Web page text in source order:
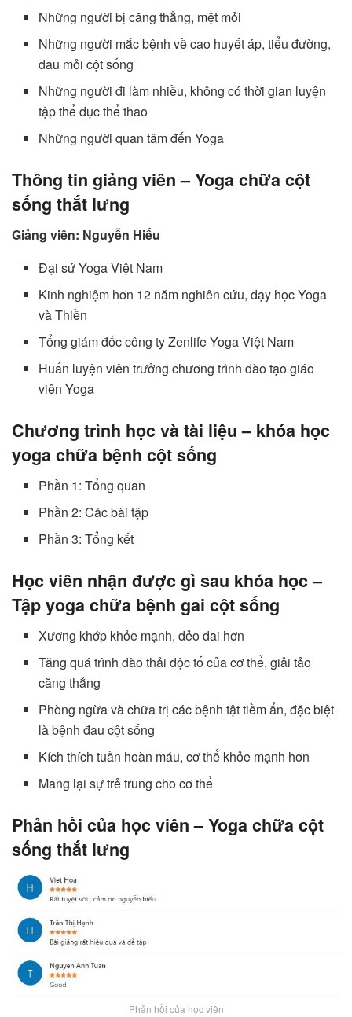
Những người bị căng thẳng, mệt mỏi
Những người mắc bệnh về cao huyết áp, tiểu đường,
đau mỏi cột sống
Những người đi làm nhiều, không có thời gian luyện
tập thể dục thể thao
Những người quan tâm đến Yoga
Thông tin giảng viên – Yoga chữa cột
sống thắt lưng
Giảng viên: Nguyễn Hiếu
Đại sứ Yoga Việt Nam
Kinh nghiệm hơn 12 năm nghiên cứu, dạy học Yoga
và Thiền
Tổng giám đốc công ty Zenlife Yoga Việt Nam
Huấn luyện viên trưởng chương trình đào tạo giáo
viên Yoga
Chương trình học và tài liệu – khóa học
yoga chữa bệnh cột sống
Phần 1: Tổng quan
Phần 2: Các bài tập
Phần 3: Tổng kết
Học viên nhận được gì sau khóa học –
Tập yoga chữa bệnh gai cột sống
Xương khớp khỏe mạnh, dẻo dai hơn
Tăng quá trình đào thải độc tố của cơ thể, giải tảo
căng thẳng
Phòng ngừa và chữa trị các bệnh tật tiềm ẩn, đặc biệt
là bệnh đau cột sống
Kích thích tuần hoàn máu, cơ thể khỏe mạnh hơn
Mang lại sự trẻ trung cho cơ thể
Phản hồi của học viên – Yoga chữa cột
sống thắt lưng
Phản hồi của học viên